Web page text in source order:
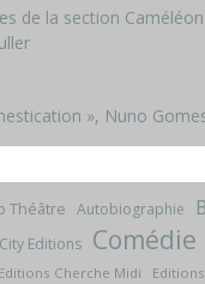
de la section
», Nuno
Théâtre Autobiographie
City Editions Comédie
Editions Cherche Midi